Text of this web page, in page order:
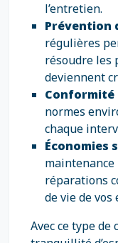
l’entretien.
Prévention
régulières
résoudre les
deviennent
Conformité
normes
chaque
Économies
réparations
de vie de vos
Avec ce type de